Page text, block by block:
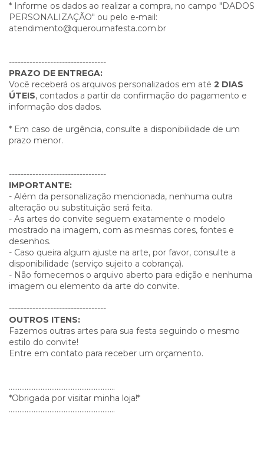
* Informe os dados ao realizar a compra, no campo "DADOS
PERSONALIZAÇÃO" ou pelo e-mail:
atendimento@queroumafesta.com.br
---------------------------------
PRAZO DE ENTREGA:
Você receberá os arquivos personalizados em até 2 DIAS
ÚTEIS, contados a partir da confirmação do pagamento e
informação dos dados.
* Em caso de urgência, consulte a disponibilidade de um
prazo menor.
---------------------------------
IMPORTANTE:
- Além da personalização mencionada, nenhuma outra
alteração ou substituição será feita.
- As artes do convite seguem exatamente o modelo
mostrado na imagem, com as mesmas cores, fontes e
desenhos.
- Caso queira algum ajuste na arte, por favor, consulte a
disponibilidade (serviço sujeito a cobrança).
- Não fornecemos o arquivo aberto para edição e nenhuma
imagem ou elemento da arte do convite.
---------------------------------
OUTROS ITENS:
Fazemos outras artes para sua festa seguindo o mesmo
estilo do convite!
Entre em contato para receber um orçamento.
............................................................
*Obrigada por visitar minha loja!*
............................................................